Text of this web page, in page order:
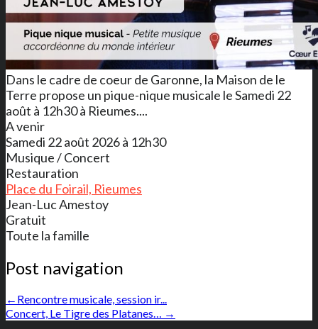
Dans le cadre de coeur de Garonne, la Maison de le
Terre propose un pique-nique musicale le Samedi 22
août à 12h30 à Rieumes....
A venir
Samedi 22 août 2026 à 12h30
Musique / Concert
Restauration
Place du Foirail, Rieumes
Jean-Luc Amestoy
Gratuit
Toute la famille
Post navigation
← Rencontre musicale, session ir...
Concert, Le Tigre des Platanes… →